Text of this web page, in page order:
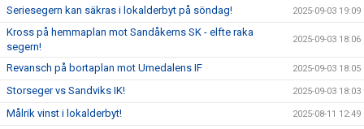
Seriesegern kan säkras i lokalderbyt på söndag! 2025-09-03 19:09
Kross på hemmaplan mot Sandåkerns SK - elfte raka
segern!
2025-09-03 18:06
Revansch på bortaplan mot Umedalens IF 2025-09-03 18:05
Storseger vs Sandviks IK! 2025-09-03 18:03
Målrik vinst i lokalderbyt! 2025-08-11 12:49